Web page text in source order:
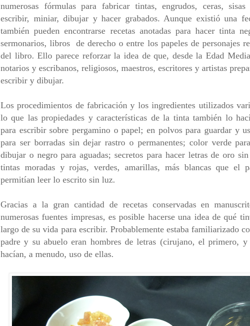
numerosas fórmulas para fabricar tintas, engrudos, ceras,
escribir, miniar, dibujar y hacer grabados. Aunque existió una
también pueden encontrarse recetas anotadas para hacer tinta
sermonarios, libros
de derecho o entre los papeles de personajes
del libro. Ello parece reforzar la idea de que, desde la Edad
notarios y escribanos, religiosos, maestros, escritores y artistas
escribir y dibujar.
Los procedimientos de fabricación y los ingredientes utilizados
lo que las propiedades y características de la tinta también lo
para escribir sobre pergamino o papel; en polvos para guardar y
para ser borradas sin dejar rastro o permanentes; color verde
dibujar o negro para aguadas; secretos para hacer letras de oro
tintas moradas y rojas, verdes, amarillas, más blancas que el
permitían leer lo escrito sin luz.
Gracias a la gran cantidad de recetas conservadas en
numerosas fuentes impresas, es posible hacerse una idea de qué
largo de su vida para escribir. Probablemente estaba familiarizado
padre y su abuelo eran hombres de letras (cirujano, el primero,
hacían, a menudo, uso de ellas.